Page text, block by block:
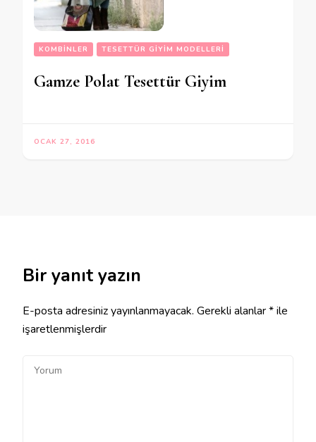
KOMBINLER TESETTÜR GIYIM MODELLERI
Gamze Polat Tesettür Giyim
OCAK 27, 2016
Bir yanıt yazın
E-posta adresiniz yayınlanmayacak. Gerekli alanlar*ile
işaretlenmişlerdir